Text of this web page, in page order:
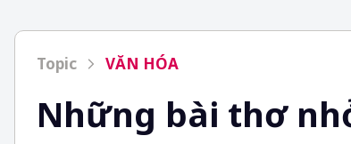
Topic VĂN HÓA
Những bài thơ